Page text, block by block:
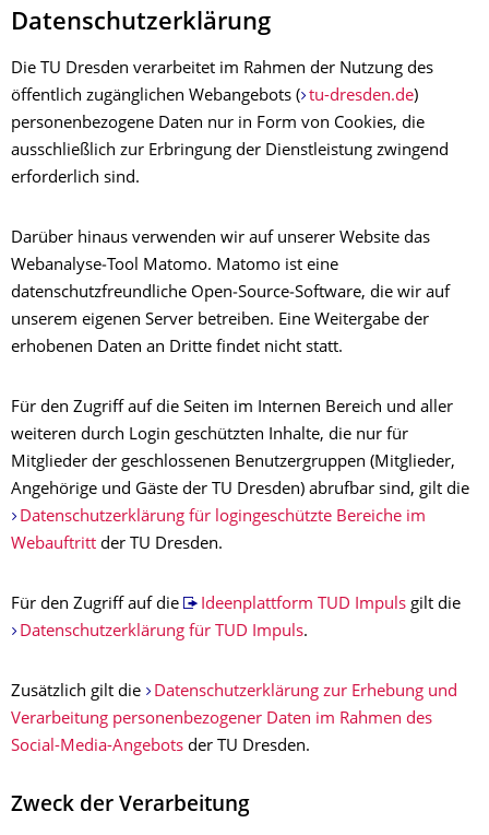
Datenschutzerklärung
Die TU Dresden verarbeitet im Rahmen der Nutzung des
öffentlich zugänglichen Webangebots ( tu-dresden.de)
personenbezogene Daten nur in Form von Cookies, die
ausschließlich zur Erbringung der Dienstleistung zwingend
erforderlich sind.
Darüber hinaus verwenden wir auf unserer Website das
Webanalyse‑Tool Matomo. Matomo ist eine
datenschutzfreundliche Open‑Source‑Software, die wir auf
unserem eigenen Server betreiben. Eine Weitergabe der
erhobenen Daten an Dritte findet nicht statt.
Für den Zugriff auf die Seiten im Internen Bereich und aller
weiteren durch Login geschützten Inhalte, die nur für
Mitglieder der geschlossenen Benutzergruppen (Mitglieder,
Angehörige und Gäste der TU Dresden) abrufbar sind, gilt die
Datenschutzerklärung für logingeschützte Bereiche im
Webauftritt der TU Dresden.
Für den Zugriff auf die Ideenplattform TUD Impulsgilt die
Datenschutzerklärung für TUD Impuls.
Zusätzlich gilt die
Datenschutzerklärung zur Erhebung und
Verarbeitung personenbezogener Daten im Rahmen des
Social-Media-Angebots der TU Dresden.
Zweck der Verarbeitung